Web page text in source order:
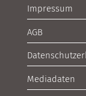
Impressum
AGB
Mediadaten